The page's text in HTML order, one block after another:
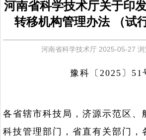
河南省科学技术厅关于印
转移机构管理办法 （试
河南省科学技术厅 2025-05-27 浏
豫科〔2025〕51
各省辖市科技局，济源示范区、
科技管理部门，省直有关部门，